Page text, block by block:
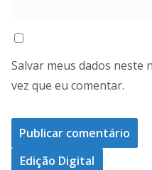
Salvar meus dados neste
vez que eu comentar.
Edição Digital